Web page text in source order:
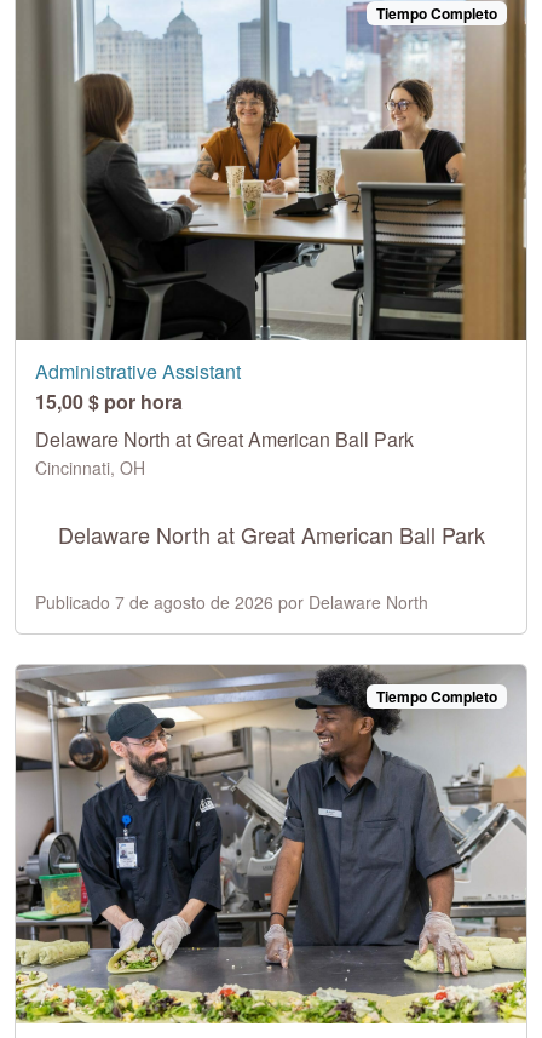
Tiempo Completo
Administrative Assistant
15,00 $ por hora
Delaware North at Great American Ball Park
Cincinnati, OH
Delaware North at Great American Ball Park
Publicado 7 de agosto de 2026 por Delaware North
Tiempo Completo